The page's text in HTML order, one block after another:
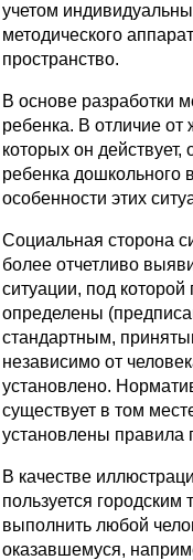
учетом
методического
пространство.
В основе разработки
ребенка. В отличие от
которых он
ребенка дошкольного
особенности этих
Социальная сторона
более отчетливо
ситуации, под
определены
стандартным,
независимо от
установлено.
существует в том
установлены правила
В качестве
пользуется
выполнить любой
оказавшемуся,